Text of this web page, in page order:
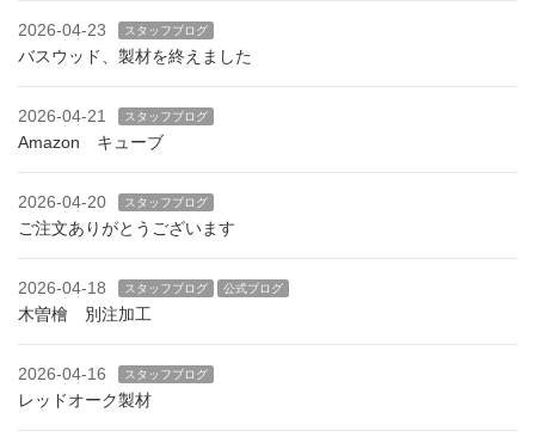
2026-04-23 スタッフブログ
バスウッド、製材を終えました
2026-04-21 スタッフブログ
Amazon キューブ
2026-04-20 スタッフブログ
ご注文ありがとうございます
2026-04-18 スタッフブログ 公式ブログ
木曽檜 別注加工
2026-04-16 スタッフブログ
レッドオーク製材